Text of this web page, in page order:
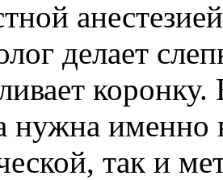
делает
нужна именно
так и